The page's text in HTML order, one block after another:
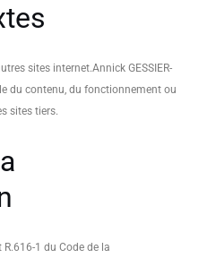
sites internet.Annick GESSIER-
du contenu, du fonctionnement ou
sites tiers.
1 du Code de la